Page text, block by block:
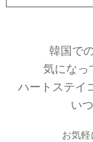
韓国で
気になっ
ハートステイ
い
お気